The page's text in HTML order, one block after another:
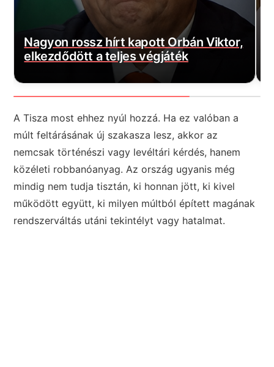
Nagyon rossz hírt kapott Orbán Viktor,
elkezdődött a teljes végjáték
A Tisza most ehhez nyúl hozzá. Ha ez valóban a
múlt feltárásának új szakasza lesz, akkor az
nemcsak történészi vagy levéltári kérdés, hanem
közéleti robbanóanyag. Az ország ugyanis még
mindig nem tudja tisztán, ki honnan jött, ki kivel
működött együtt, ki milyen múltból épített magának
rendszerváltás utáni tekintélyt vagy hatalmat.